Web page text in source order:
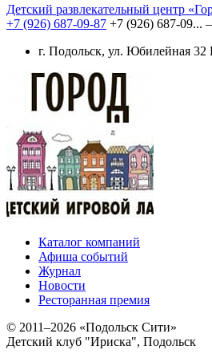
Детский развлекательный центр
+7 (926) 687-09-87 +7 (926) 687-09...
г. Подольск, ул. Юбилейная
Каталог компаний
Афиша событий
Журнал
Новости
Ресторанная премия
© 2011–2026 «Подольск Сити»
Детский клуб "Ириска", Подольск